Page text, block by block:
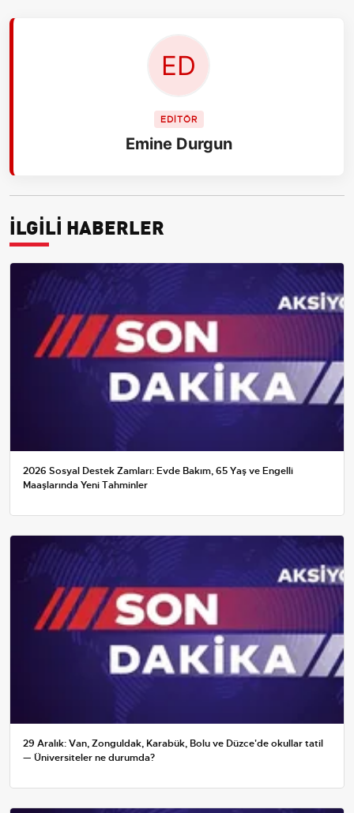
EDİTÖR
Emine Durgun
İLGİLİ HABERLER
2026 Sosyal Destek Zamları: Evde Bakım, 65 Yaş ve Engelli
Maaşlarında Yeni Tahminler
29 Aralık: Van, Zonguldak, Karabük, Bolu ve Düzce'de okullar tatil
— Üniversiteler ne durumda?